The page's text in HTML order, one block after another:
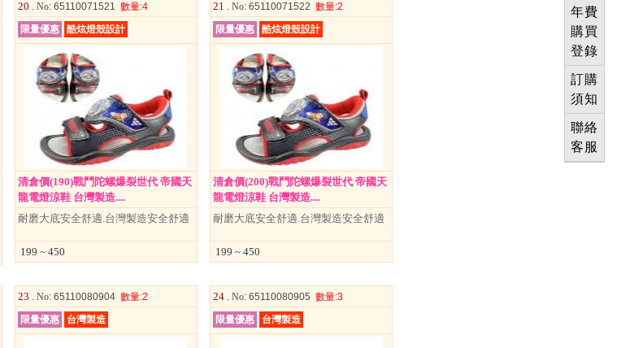
年費
購買
登錄
訂購
須知
聯絡
客服
20 .No: 65110071521 數量:4
限量優惠
酷炫燈殼設計
清倉價(190)戰鬥陀螺爆裂世代 帝國天
龍電燈涼鞋 台灣製造....
耐磨大底安全舒適.台灣製造安全舒適
199 ~ 450
21 . No: 65110071522 數量:2
限量優惠
酷炫燈殼設計
清倉價(200)戰鬥陀螺爆裂世代 帝國天
龍電燈涼鞋 台灣製造....
耐磨大底安全舒適.台灣製造安全舒適
199 ~ 450
23 .No: 65110080904 數量:2
限量優惠
台灣製造
24 . No: 65110080905 數量:3
限量優惠
台灣製造